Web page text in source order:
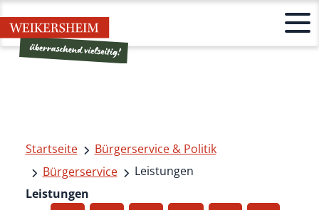
Startseite
Bürgerservice & Politik
Bürgerservice
Leistungen
Leistungen